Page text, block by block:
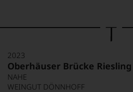
2023
Oberhäuser Brücke
NAHE
WEINGUT DÖNNHOFF